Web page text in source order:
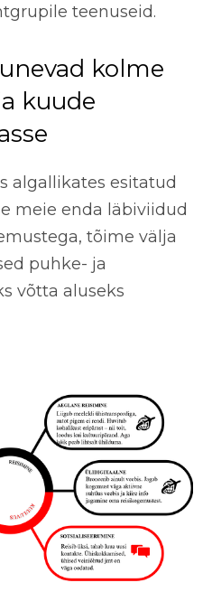
teenuseid.
kolme
kuude
algallikates esitatud
meie enda läbiviidud
tõime välja
puhke- ja
võtta aluseks